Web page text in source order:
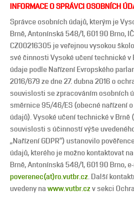
INFORMACE O SPRÁVCI OSOBNÍCH
Správce osobních údajů, kterým je
Brně, Antonínská 548/1, 601 90 Brno,
CZ00216305 je veřejnou vysokou
své činnosti Vysoké učení technické v
údaje podle Nařízení Evropského
2016/679 ze dne 27. dubna 2016 o
souvislosti se zpracováním osobních
směrnice 95/46/ES (obecné nařízení
údajů). Vysoké učení technické v Brně
souvislosti s účinností výše
„Nařízení GDPR“) ustanovilo
údajů, kterého je možno kontaktovat
Brně, Antonínská 548/1, 601 90 Brno,
poverenec(at)ro.vutbr.cz . Další
uvedeny na www.vutbr.cz v sekci